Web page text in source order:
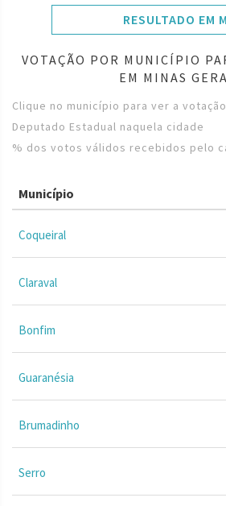
RESULTADO EM
VOTAÇÃO POR MUNICÍPIO
EM MINAS
Clique no município para ver a
Deputado Estadual naquela cidade
% dos votos válidos recebidos pelo
Município
Coqueiral
Claraval
Bonfim
Guaranésia
Brumadinho
Serro